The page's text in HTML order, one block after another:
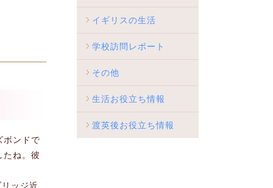
ボンドで
たね。彼
ッジ近
イギリスの生活
学校訪問レポート
その他
生活お役立ち情報
渡英後お役立ち情報